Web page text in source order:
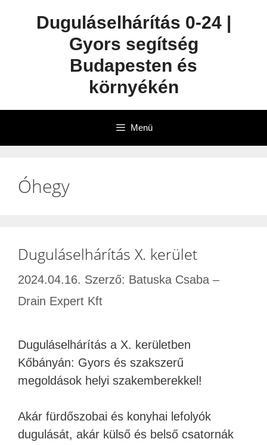
Duguláselhárítás 0-24 |
Gyors segítség
Budapesten és
környékén
Menü
Óhegy
Duguláselhárítás X. kerület
2024.04.16. Szerző: Batuska Csaba –
Drain Expert Kft
Duguláselhárítás a X. kerületben
Kőbányán: Gyors és szakszerű
megoldások helyi szakemberekkel!
Akár fürdőszobai és konyhai lefolyók
dugulását, akár külső és belső csatornák